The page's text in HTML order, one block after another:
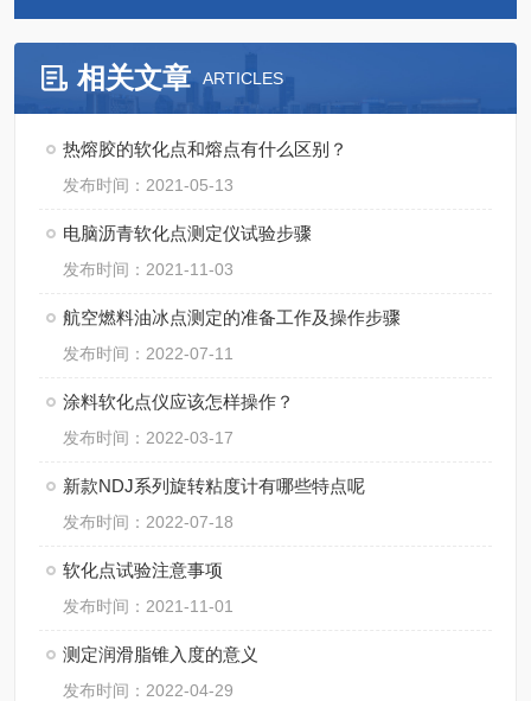
相关文章 ARTICLES
热熔胶的软化点和熔点有什么区别？
发布时间：2021-05-13
电脑沥青软化点测定仪试验步骤
发布时间：2021-11-03
航空燃料油冰点测定的准备工作及操作步骤
发布时间：2022-07-11
涂料软化点仪应该怎样操作？
发布时间：2022-03-17
新款NDJ系列旋转粘度计有哪些特点呢
发布时间：2022-07-18
软化点试验注意事项
发布时间：2021-11-01
测定润滑脂锥入度的意义
发布时间：2022-04-29